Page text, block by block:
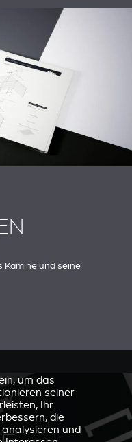
Kamine und seine
um das
seiner
Ihr
die
und